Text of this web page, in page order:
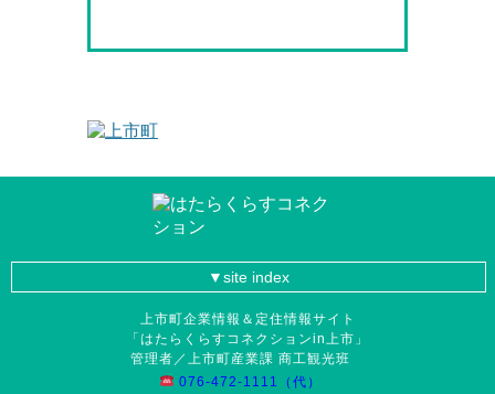
site index
上市町企業情報＆定住情報サイト
「はたらくらすコネクションin上市」
管理者／上市町産業課 商工観光班
076-472-1111（代）